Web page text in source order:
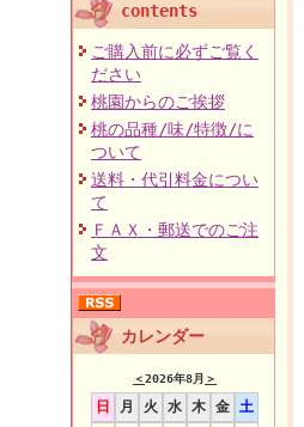
contents
ご購入前に必ずご覧く
ださい
桃園からのご挨拶
桃の品種/味/特徴/に
ついて
送料・代引料金につい
て
ＦＡＸ・郵送でのご注
文
カレンダー
＜2026年8月 ＞
日 月 火 水 木 金 土